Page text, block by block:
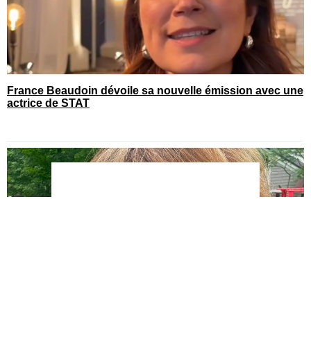
France Beaudoin dévoile sa nouvelle émission avec une
actrice de STAT